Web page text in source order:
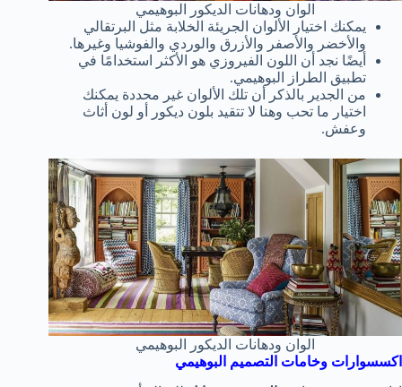
الوان ودهانات الديكور البوهيمي
يمكنك اختيار الألوان الجريئة الخلابة مثل البرتقالي
والأخضر والأصفر والأزرق والوردي والفوشيا وغيرها.
أيضًا نجد أن اللون الفيروزي هو الأكثر استخدامًا في
تطبيق الطراز البوهيمي.
من الجدير بالذكر أن تلك الألوان غير محددة يمكنك
اختيار ما تحب وهنا لا تتقيد بلون ديكور أو لون أثاث
وعفش.
الوان ودهانات الديكور البوهيمي
اكسسوارات وخامات التصميم البوهيمي